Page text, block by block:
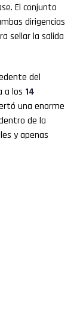
El conjunto
dirigencias
sellar la salida
del
a los 14
una enorme
de la
y apenas